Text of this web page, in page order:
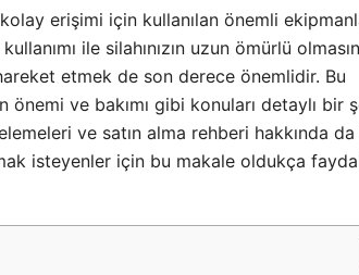
erişimi için kullanılan önemli
ile silahınızın uzun ömürlü
etmek de son derece önemlidir. Bu
önemi ve bakımı gibi konuları detaylı bir
ve satın alma rehberi hakkında
isteyenler için bu makale oldukça